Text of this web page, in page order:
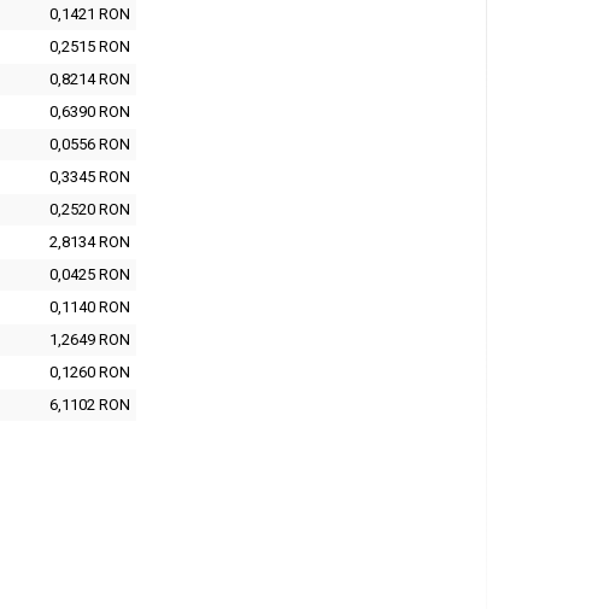
0,1421 RON
0,2515 RON
0,8214 RON
0,6390 RON
0,0556 RON
0,3345 RON
0,2520 RON
2,8134 RON
0,0425 RON
0,1140 RON
1,2649 RON
0,1260 RON
6,1102 RON